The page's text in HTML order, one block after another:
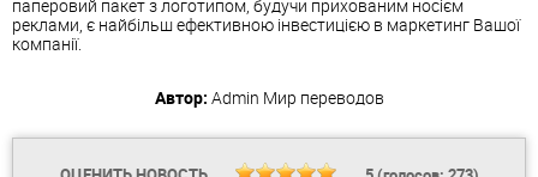
паперовий пакет з логотипом, будучи прихованим носієм
реклами, є найбільш ефективною інвестицією в маркетинг Вашої
компанії.
Автор: Admin Мир переводов